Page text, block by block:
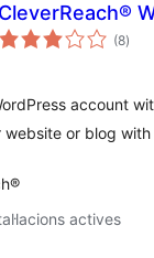
CleverReach®
(8totals
)
account
website or blog
actives